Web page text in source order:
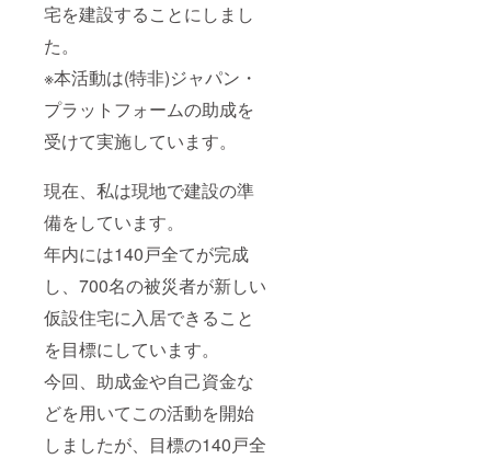
宅を建設することにしまし
た。
※本活動は(特非)ジャパン・
プラットフォームの助成を
受けて実施しています。
現在、私は現地で建設の準
備をしています。
年内には140戸全てが完成
し、700名の被災者が新しい
仮設住宅に入居できること
を目標にしています。
今回、助成金や自己資金な
どを用いてこの活動を開始
しましたが、目標の140戸全